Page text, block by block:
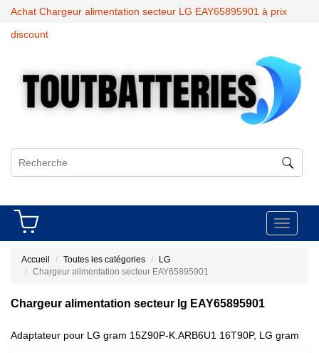
Achat Chargeur alimentation secteur LG EAY65895901 à prix
discount
Toggle
Accueil Toutes les catégories
LG
Chargeur alimentation secteur EAY65895901
Chargeur alimentation secteur lg EAY65895901
Adaptateur pour LG gram 15Z90P-K.ARB6U1 16T90P, LG gram